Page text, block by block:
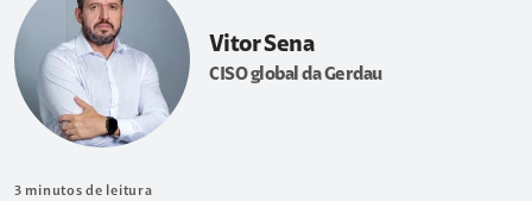
Vitor Sena
CISO global da Gerdau
3 minutos de leitura